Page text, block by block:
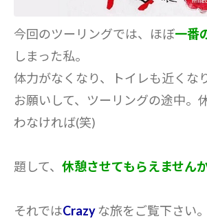
今回のツーリングでは、ほぼ一番
しまった私。
体力がなくなり、トイレも近くな
お願いして、ツーリングの途中。
わなければ(笑)
題して、 休憩させてもらえません
それではCrazyな旅をご覧下さい。